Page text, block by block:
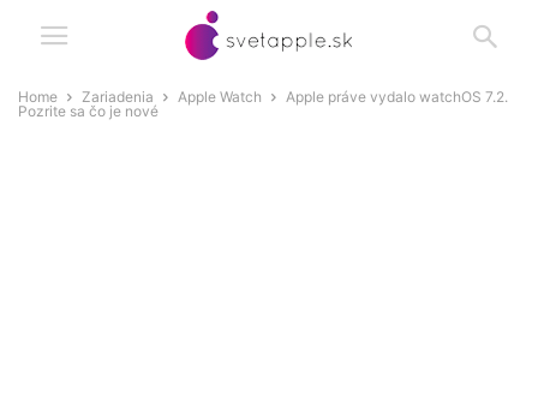
Home Zariadenia Apple Watch
Apple práve vydalo watchOS 7.2.
Pozrite sa čo je nové